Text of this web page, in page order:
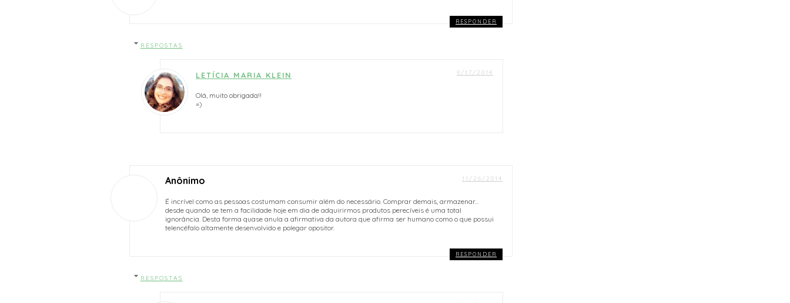
RESPONDER
RESPOSTAS
LETÍCIA MARIA KLEIN 9/17/2014
Olá, muito obrigada!!
=)
Anônimo 11/26/2014
É incrível como as pessoas costumam consumir além do necessário. Comprar demais, armazenar...
desde quando se tem a facilidade hoje em dia de adquirirmos produtos perecíveis é uma total
ignorância. Desta forma quase anula a afirmativa da autora que afirma ser humano como o que possui
telencéfalo altamente desenvolvido e polegar opositor.
RESPONDER
RESPOSTAS